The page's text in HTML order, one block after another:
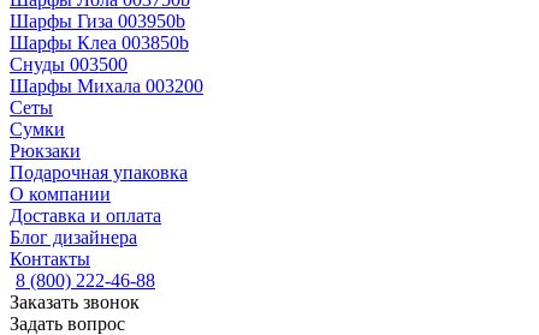
Шарфы Гиза 003950b
Шарфы Клеа 003850b
Снуды 003500
Шарфы Михала 003200
Сеты
Сумки
Рюкзаки
Подарочная упаковка
О компании
Доставка и оплата
Блог дизайнера
Контакты
8 (800) 222-46-88
Заказать звонок
Задать вопрос